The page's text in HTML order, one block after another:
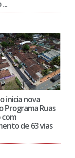
inicia nova
Programa Ruas
com
de 63 vias